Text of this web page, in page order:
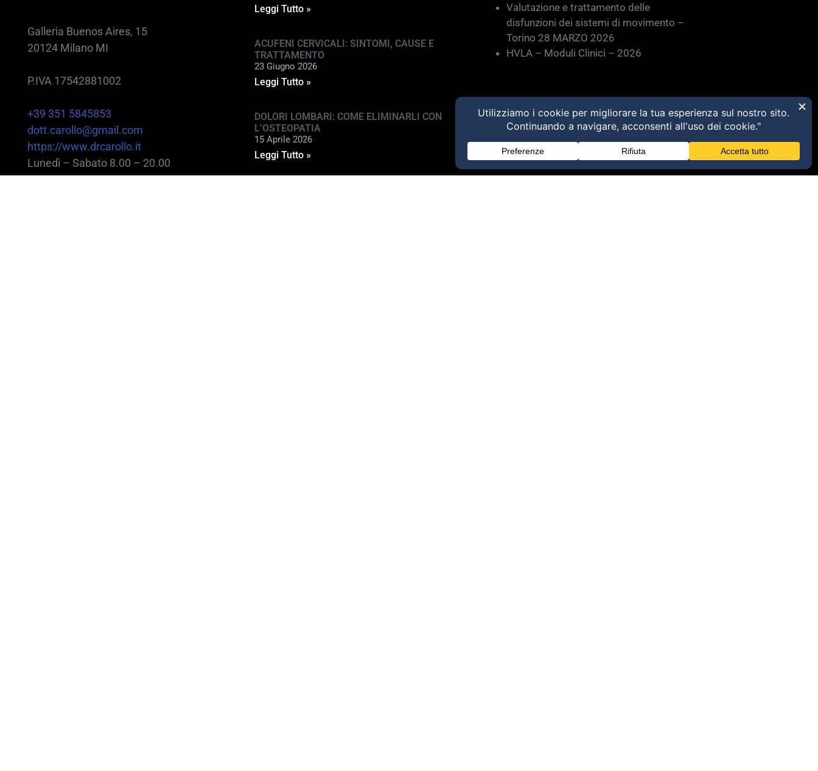
Galleria Buenos Aires, 15
20124 Milano MI
P.IVA 17542881002
+39 351 5845853
dott.carollo@gmail.com
https://www.drcarollo.it
Lunedì – Sabato 8.00 – 20.00
Leggi Tutto »
ACUFENI CERVICALI: SINTOMI, CAUSE E
TRATTAMENTO
23 Giugno 2026
Leggi Tutto »
DOLORI LOMBARI: COME ELIMINARLI CON
L’OSTEOPATIA
15 Aprile 2026
Leggi Tutto »
Valutazione e trattamento delle
disfunzioni dei sistemi di movimento –
Torino 28 MARZO 2026
HVLA – Moduli Clinici – 2026